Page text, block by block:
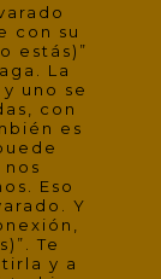
con su
estás)”
La
uno se
con
es
Eso
Y
Te
y a